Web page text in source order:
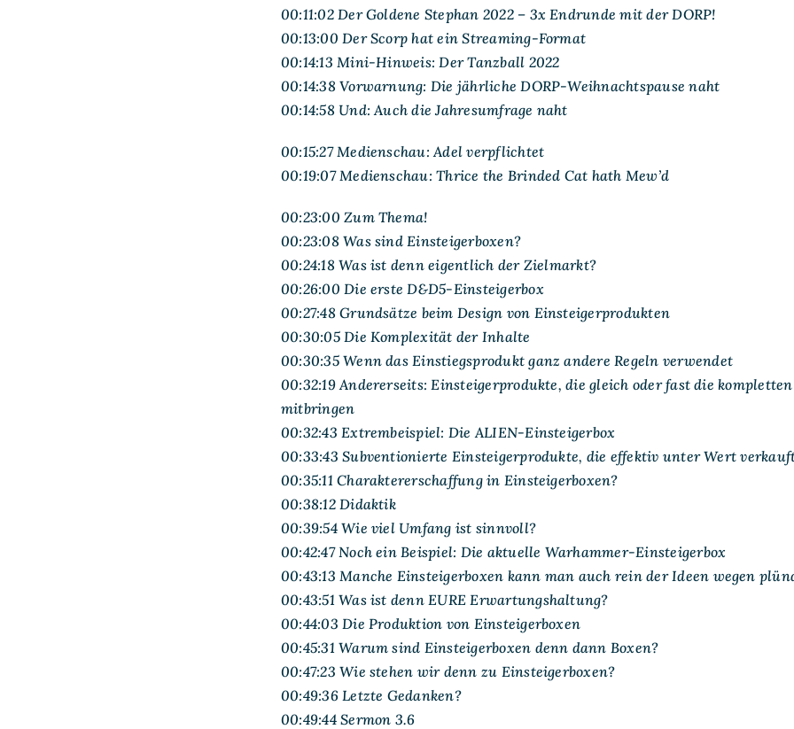
00:11:02 Der Goldene Stephan 2022 – 3x Endrunde mit der DORP!
00:13:00 Der Scorp hat ein Streaming-Format
00:14:13 Mini-Hinweis: Der Tanzball 2022
00:14:38 Vorwarnung: Die jährliche DORP-Weihnachtspause naht
00:14:58 Und: Auch die Jahresumfrage naht
00:15:27 Medienschau: Adel verpflichtet
00:19:07 Medienschau: Thrice the Brinded Cat hath Mew’d
00:23:00 Zum Thema!
00:23:08 Was sind Einsteigerboxen?
00:24:18 Was ist denn eigentlich der Zielmarkt?
00:26:00 Die erste D&D5-Einsteigerbox
00:27:48 Grundsätze beim Design von Einsteigerprodukten
00:30:05 Die Komplexität der Inhalte
00:30:35 Wenn das Einstiegsprodukt ganz andere Regeln verwendet
00:32:19 Andererseits: Einsteigerprodukte, die gleich oder fast die
mitbringen
00:32:43 Extrembeispiel: Die ALIEN-Einsteigerbox
00:33:43 Subventionierte Einsteigerprodukte, die effektiv unter Wert
00:35:11 Charaktererschaffung in Einsteigerboxen?
00:38:12 Didaktik
00:39:54 Wie viel Umfang ist sinnvoll?
00:42:47 Noch ein Beispiel: Die aktuelle Warhammer-Einsteigerbox
00:43:13 Manche Einsteigerboxen kann man auch rein der Ideen wegen
00:43:51 Was ist denn EURE Erwartungshaltung?
00:44:03 Die Produktion von Einsteigerboxen
00:45:31 Warum sind Einsteigerboxen denn dann Boxen?
00:47:23 Wie stehen wir denn zu Einsteigerboxen?
00:49:36 Letzte Gedanken?
00:49:44 Sermon 3.6